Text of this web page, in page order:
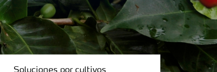
Soluciones por cultivos